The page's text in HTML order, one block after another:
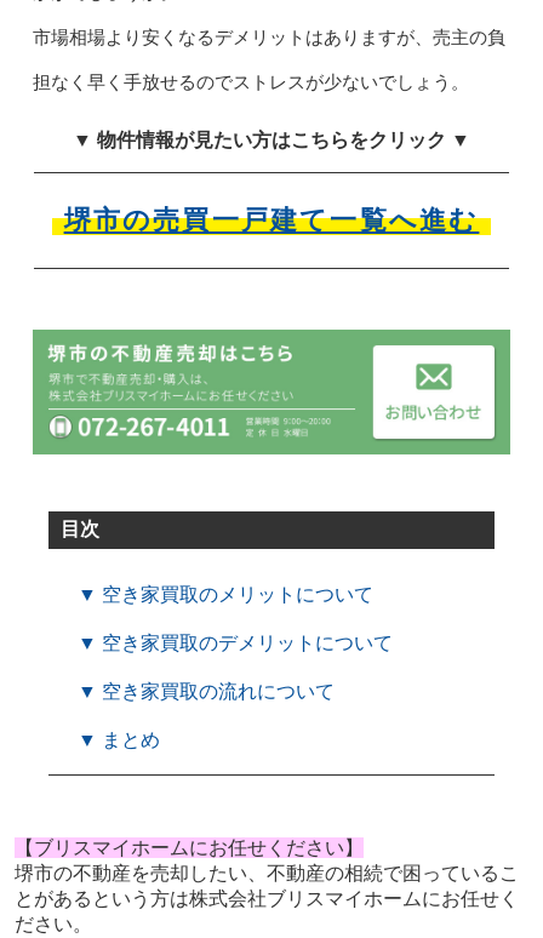
市場相場より安くなるデメリットはありますが、売主の負
担なく早く手放せるのでストレスが少ないでしょう。
▼ 物件情報が見たい方はこちらをクリック ▼
堺市の売買一戸建て一覧へ進む
目次
▼ 空き家買取のメリットについて
▼ 空き家買取のデメリットについて
▼ 空き家買取の流れについて
▼ まとめ
【ブリスマイホームにお任せください】
堺市の不動産を売却したい、不動産の相続で困っているこ
とがあるという方は株式会社ブリスマイホームにお任せく
ださい。